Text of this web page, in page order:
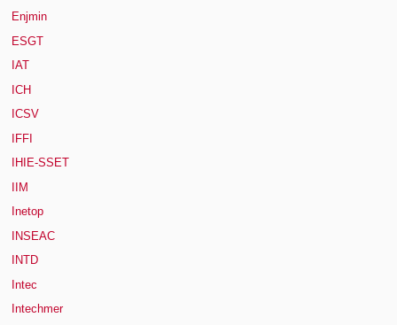
Enjmin
ESGT
IAT
ICH
ICSV
IFFI
IHIE-SSET
IIM
Inetop
INSEAC
INTD
Intec
Intechmer